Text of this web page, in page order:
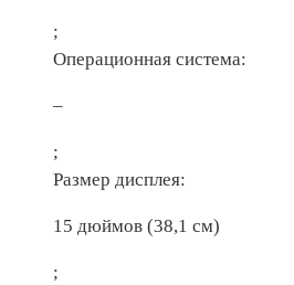
;
Операционная система:
–
;
Размер дисплея:
15 дюймов (38,1 см)
;